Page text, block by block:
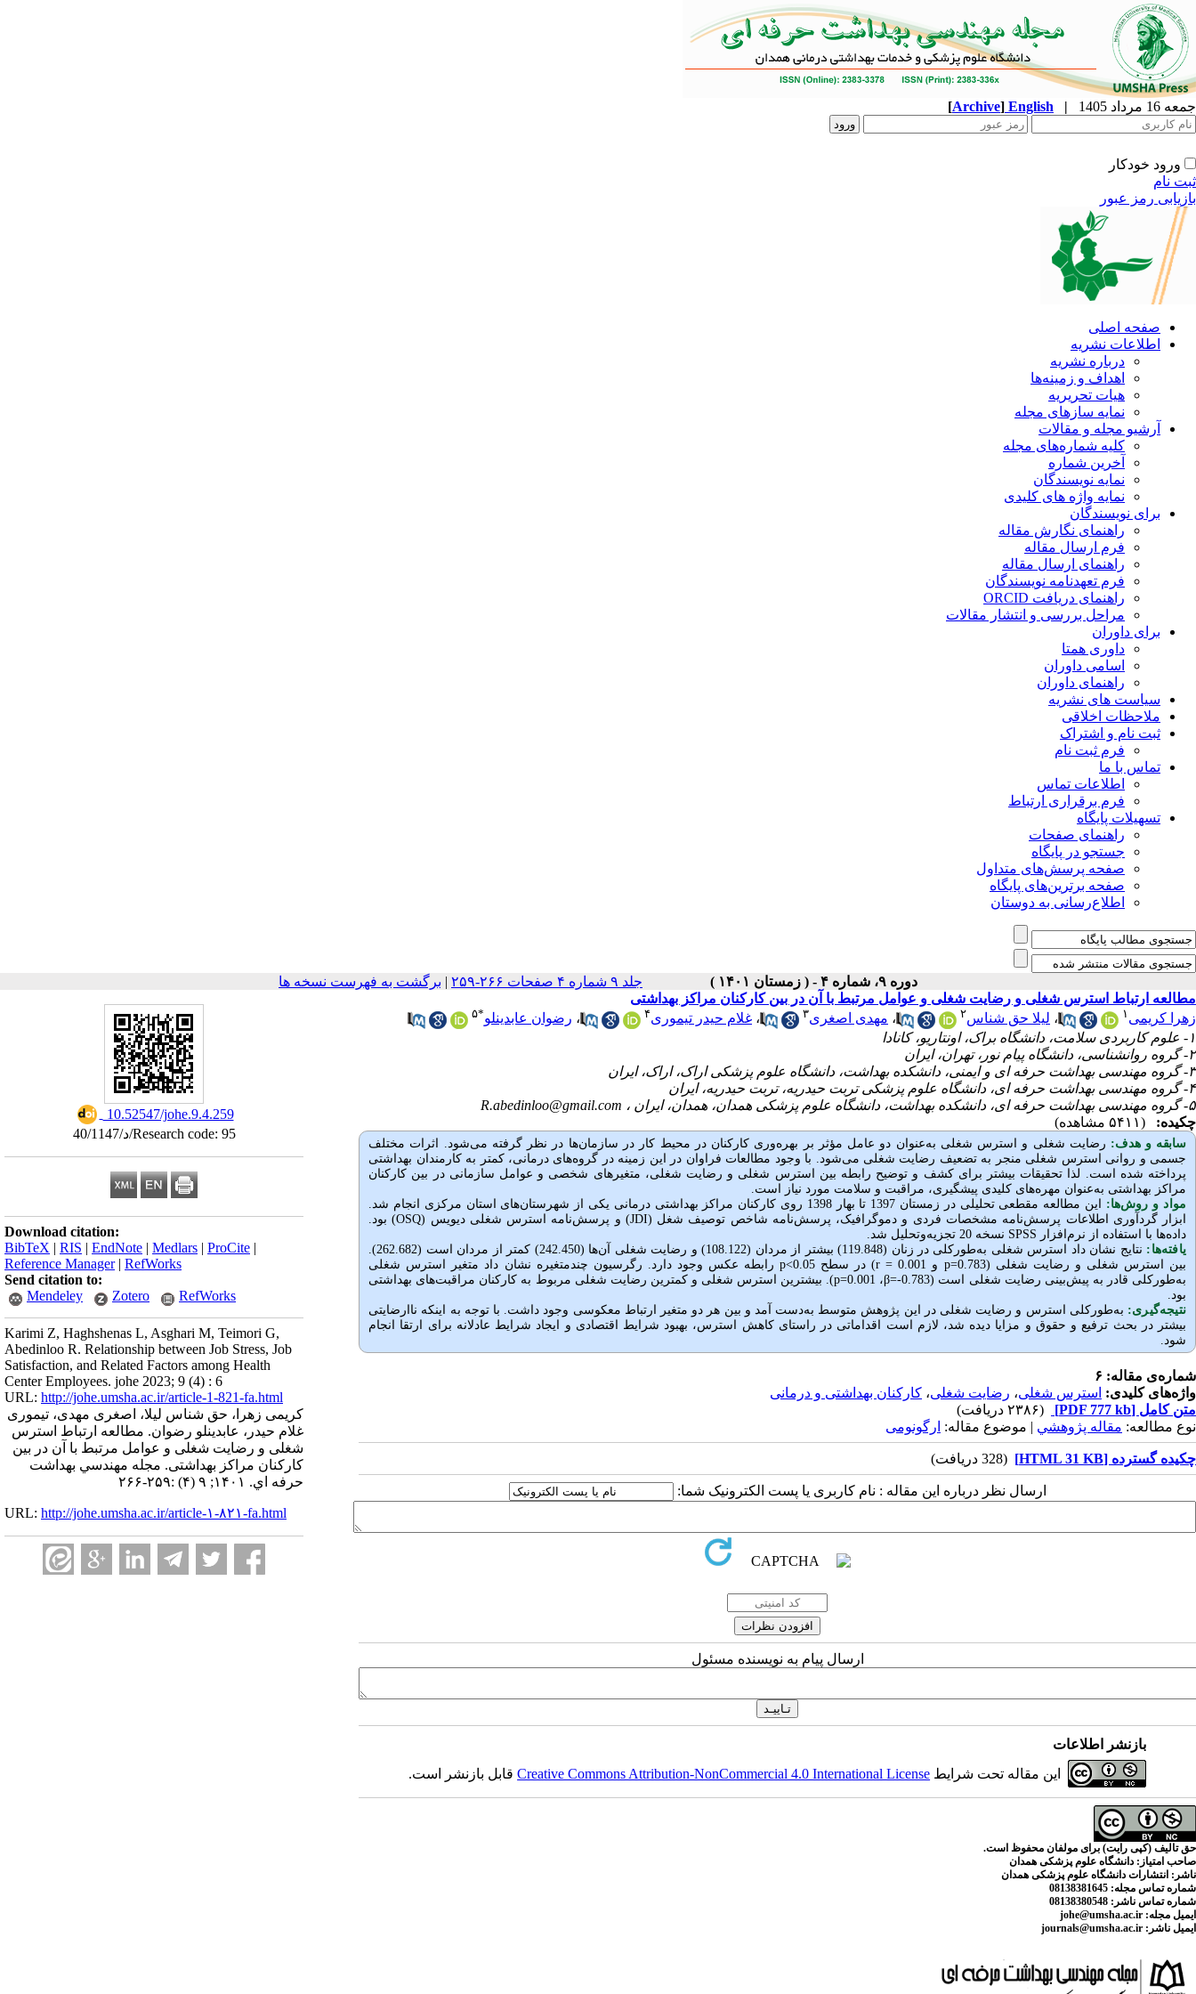
جمعه 16 مرداد 1405 |
English
[Archive]
ورود خودکار
ثبت نام
بازیابی رمز عبور
صفحه اصلی
اطلاعات نشریه
درباره نشریه
اهداف و زمینه‌ها
هیات تحریریه
نمایه سازهای مجله
آرشیو مجله و مقالات
کلیه شماره‌های مجله
آخرین شماره
نمایه نویسندگان
نمایه واژه های کلیدی
برای نویسندگان
راهنمای نگارش مقاله
فرم ارسال مقاله
راهنمای ارسال مقاله
فرم تعهدنامه نویسندگان
راهنمای دریافت ORCID
مراحل بررسی و انتشار مقالات
برای داوران
داوری همتا
اسامی داوران
راهنمای داوران
سیاست های نشریه
ملاحظات اخلاقی
ثبت نام و اشتراک
فرم ثبت نام
تماس با ما
اطلاعات تماس
فرم برقراری ارتباط
تسهیلات پایگاه
راهنمای صفحات
جستجو در پایگاه
صفحه پرسش‌های متداول
صفحه برترین‌های پایگاه
اطلاع‌رسانی به دوستان
دوره ۹، شماره ۴ - ( زمستان ۱۴۰۱ ) جلد ۹ شماره ۴ صفحات ۲۶۶-۲۵۹ | برگشت به فهرست نسخه ها
‎ 10.52547/johe.9.4.259
Research code: 95/د/40/1147
Download citation:
BibTeX | RIS | EndNote | Medlars | ProCite |
Reference Manager| RefWorks
Send citation to:
Mendeley
Zotero RefWorks
Karimi Z, Haghshenas L, Asghari M, Teimori G,
Abedinloo R. Relationship between Job Stress, Job
Satisfaction, and Related Factors among Health
Center Employees. johe 2023; 9 (4) : 6
URL: http://johe.umsha.ac.ir/article-1-821-fa.html
کریمی زهرا، حق شناس لیلا، اصغری مهدی، تیموری
غلام حیدر، عابدینلو رضوان. مطالعه ارتباط استرس
شغلی و رضایت شغلی و عوامل مرتبط با آن در بین
کارکنان مراکز بهداشتی. مجله مهندسي بهداشت
حرفه اي. ۱۴۰۱; ۹ (۴) :۲۵۹-۲۶۶
URL: http://johe.umsha.ac.ir/article-۱-۸۲۱-fa.html
مطالعه ارتباط استرس شغلی و رضایت شغلی و عوامل مرتبط با آن در بین کارکنان مراکز بهداشتی
زهرا کریمی ۱ ، لیلا حق شناس۲ ، مهدی اصغری۳ ، غلام حیدر تیموری۴ ، رضوان عابدینلو*۵
۱- علوم کاربردی سلامت، دانشگاه براک، اونتاریو، کانادا
۲- گروه روانشناسی، دانشگاه پیام نور، تهران، ایران
۳- گروه مهندسی بهداشت حرفه ای و ایمنی، دانشکده بهداشت، دانشگاه علوم پزشکی اراک، اراک، ایران
۴- گروه مهندسی بهداشت حرفه ای، دانشگاه علوم پزشکی تربت حیدریه، تربت حیدریه، ایران
۵- گروه مهندسی بهداشت حرفه ای، دانشکده بهداشت، دانشگاه علوم پزشکی همدان، همدان، ایران ،
R.abedinloo@gmail.com
چکیده:
(۵۴۱۱ مشاهده)
سابقه و هدف: رضایت شغلی و استرس شغلی به‌عنوان دو عامل مؤثر بر بهره‌وری کارکنان در محیط کار در سازمان‌ها در نظر گرفته می‌شود. اثرات مختلف
جسمی و روانی استرس شغلی منجر به تضعیف رضایت شغلی می‌شود. با وجود مطالعات فراوان در این زمینه در گروه‌های درمانی، کمتر به کارمندان بهداشتی
پرداخته شده است. لذا تحقیقات بیشتر برای کشف و توضیح رابطه بین استرس شغلی و رضایت شغلی، متغیرهای شخصی و عوامل سازمانی در بین کارکنان
مراکز بهداشتی به‌عنوان مهره‌های کلیدی پیشگیری، مراقبت و سلامت مورد نیاز است.
مواد و روش‌‌ها:
این مطالعه مقطعی تحلیلی در زمستان 1397 تا بهار 1398 روی کارکنان مراکز بهداشتی درمانی یکی از شهرستان‌های استان مرکزی انجام شد.
ابزار گردآوری اطلاعات پرسش‌نامه مشخصات فردی و دموگرافیک، پرسش‌نامه شاخص توصیف شغل (JDI) و پرسش‌نامه استرس شغلی دیویس (OSQ) بود.
داده‌ها با استفاده از نرم‌افزار SPSS نسخه 20 تجزیه‌وتحلیل شد.
یافته‌ها:
نتایج نشان داد استرس شغلی به‌طورکلی در زنان (119.848) بیشتر از مردان (108.122) و رضایت شغلی آن‌ها (242.450) کمتر از مردان است (262.682).
بین استرس شغلی و رضایت شغلی (0.783
p= و 0.001 r =) در سطح 0.05 p<رابطه عکس وجود دارد. رگرسیون چندمتغیره نشان داد متغیر استرس شغلی
به‌طورکلی قادر به پیش‌بینی رضایت شغلی است (0.783-=
β، 0.001 p=). بیشترین استرس شغلی و کمترین رضایت شغلی مربوط به کارکنان مراقبت‌های بهداشتی
بود.
نتیجه‌گیری: به‌طورکلی استرس و رضایت شغلی در این پژوهش متوسط به‌دست آمد و بین هر دو متغیر ارتباط معکوسی وجود داشت. با توجه به اینکه ناارضایتی
بیشتر در بحث ترفیع و حقوق و مزایا دیده شد، لازم است اقداماتی در راستای کاهش استرس، بهبود شرایط اقتصادی و ایجاد شرایط عادلانه برای ارتقا انجام
شود.
شماره‌ی مقاله: ۶
واژه‌های کلیدی: استرس شغلی، رضایت شغلی، کارکنان بهداشتی و درمانی
متن کامل [PDF 777 kb]
(۲۳۸۶ دریافت)
نوع مطالعه: مقاله پژوهشي | موضوع مقاله: ارگونومی
چکیده گسترده [HTML 31 KB] (328 دریافت)
ارسال نظر درباره این مقاله : نام کاربری یا پست الکترونیک شما:
ارسال پیام به نویسنده مسئول
بازنشر اطلاعات
این مقاله تحت شرایط Creative Commons Attribution-NonCommercial 4.0 International Licenseقابل بازنشر است.
حق تالیف (کپی رایت) برای مولفان محفوظ است.
صاحب امتیاز: دانشگاه علوم پزشکی همدان
ناشر: انتشارات دانشگاه علوم پزشکی همدان
شماره تماس مجله: 08138381645
شماره تماس ناشر:
ایمیل مجله:
ایمیل ناشر: